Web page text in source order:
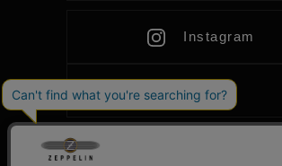
Instagram
LINE